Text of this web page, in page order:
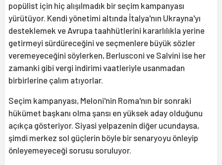
popülist için hiç alışılmadık bir seçim kampanyası
yürütüyor. Kendi yönetimi altında İtalya'nın Ukrayna'yı
desteklemek ve Avrupa taahhütlerini kararlılıkla yerine
getirmeyi sürdüreceğini ve seçmenlere büyük sözler
veremeyeceğini söylerken, Berlusconi ve Salvini ise her
zamanki gibi vergi indirimi vaatleriyle usanmadan
birbirlerine çalım atıyorlar.
Seçim kampanyası, Meloni'nin Roma'nın bir sonraki
hükümet başkanı olma şansı en yüksek aday olduğunu
açıkça gösteriyor. Siyasi yelpazenin diğer ucundaysa,
şimdi merkez sol güçlerin böyle bir senaryoyu önleyip
önleyemeyeceği sorusu soruluyor.